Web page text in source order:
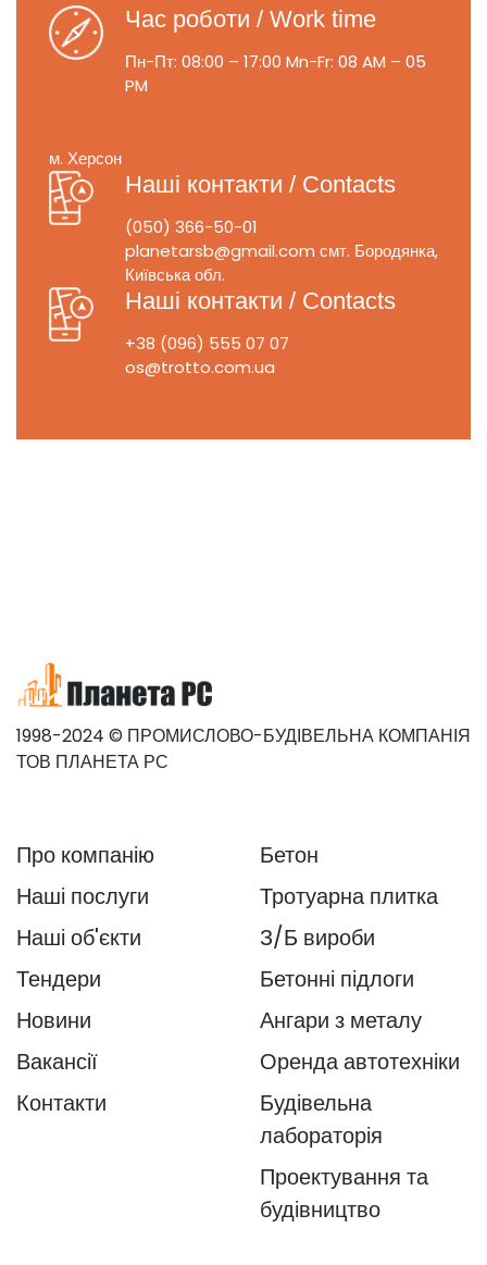
Час роботи / Work time
Пн-Пт: 08:00 – 17:00 Mn-Fr: 08 AM – 05
PM
м. Херсон
Наші контакти / Contacts
(050) 366-50-01
planetarsb@gmail.com смт. Бородянка,
Київська обл.
Наші контакти / Contacts
+38 (096) 555 07 07
os@trotto.com.ua
1998-2024 © ПРОМИСЛОВО-БУДІВЕЛЬНА КОМПАНІЯ
ТОВ ПЛАНЕТА РС
Про компанію
Наші послуги
Наші об'єкти
Тендери
Новини
Вакансії
Контакти
Бетон
Тротуарна плитка
З/Б вироби
Бетонні підлоги
Ангари з металу
Оренда автотехніки
Будівельна
лабораторія
Проектування та
будівництво